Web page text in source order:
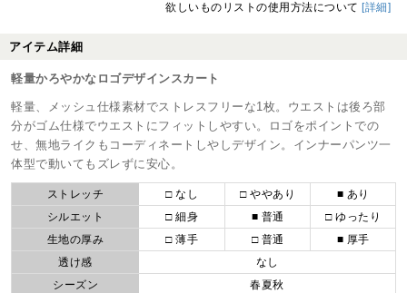
欲しいものリストの使用方法について [詳細]
アイテム詳細
軽量かろやかなロゴデザインスカート
軽量、メッシュ仕様素材でストレスフリーな1枚。ウエストは後ろ部
分がゴム仕様でウエストにフィットしやすい。ロゴをポイントでの
せ、無地ライクもコーディネートしやしデザイン。インナーパンツ一
体型で動いてもズレずに安心。
ストレッチ □ なし □ ややあり
■ あり
シルエット
□ 細身 ■ 普通
□ ゆったり
生地の厚み
□ 薄手 □ 普通
■ 厚手
透け感
なし
シーズン
春夏秋